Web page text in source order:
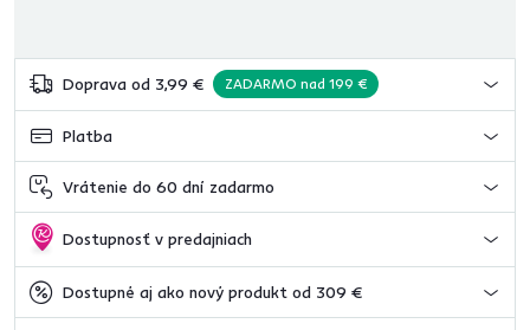
Doprava od 3,99 € ZADARMO nad 199 €
Platba
Vrátenie do 60 dní zadarmo
Dostupnosť v predajniach
Dostupné aj ako nový produkt od 309 €